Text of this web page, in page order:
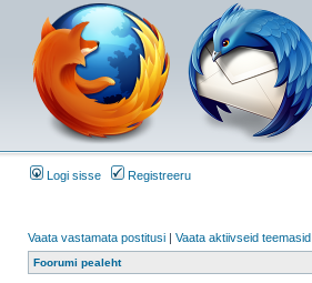
Logi sisse Registreeru
Vaata vastamata postitusi | Vaata aktiivseid teemasid
Foorumi pealeht